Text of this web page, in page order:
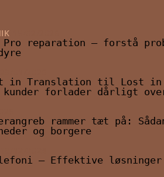
Pro reparation – forstå
in Translation til Lost in
kunder forlader dårligt
rammer tæt på:
og borgere
– Effektive